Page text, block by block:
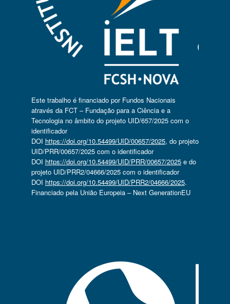
Este trabalho é financiado por Fundos Nacionais
através da FCT – Fundação para a Ciência e a
Tecnologia no âmbito do projeto UID/657/2025 com o
identificador
DOI https://doi.org/10.54499/UID/00657/2025, do projeto
UID/PRR/00657/2025 com o identificador
DOI https://doi.org/10.54499/UID/PRR/00657/2025e do
projeto UID/PRR2/04666/2025 com o identificador
DOI https://doi.org/10.54499/UID/PRR2/04666/2025.
Financiado pela União Europeia – Next GenerationEU